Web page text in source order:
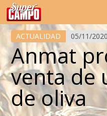
Temas de hoy
ACTUALIDAD 05/11/2020
Anmat
venta de
de oliva